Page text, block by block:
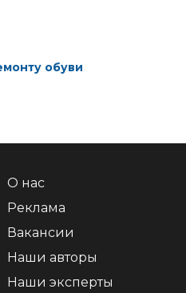
обуви
О нас
Реклама
Вакансии
Наши авторы
Наши эксперты